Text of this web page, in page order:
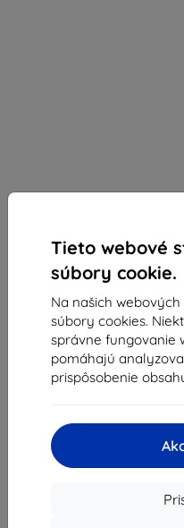
Tieto webové
súbory cookie.
Na našich
súbory cookies.
správne fungovanie
pomáhajú
prispôsobenie
Spigen Cyrill Kajuk
16 Pro Max (ACS08398)
Vhodné pre: Apple iPhone
Vegánske kožené
nárazníkom,
podporou MagSafe
Popis